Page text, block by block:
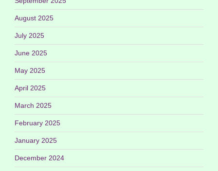
August 2025
July 2025
June 2025
May 2025
April 2025
March 2025
February 2025
January 2025
December 2024